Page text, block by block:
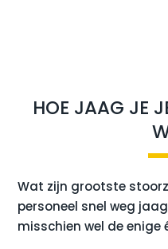
HOE JAAG JE
Wat zijn grootste
personeel snel weg
misschien wel de enige